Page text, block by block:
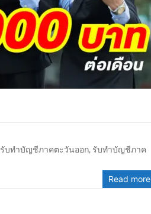
รับทำบัญชีภาคตะวันออก, รับทำบัญชีภาค
Read more